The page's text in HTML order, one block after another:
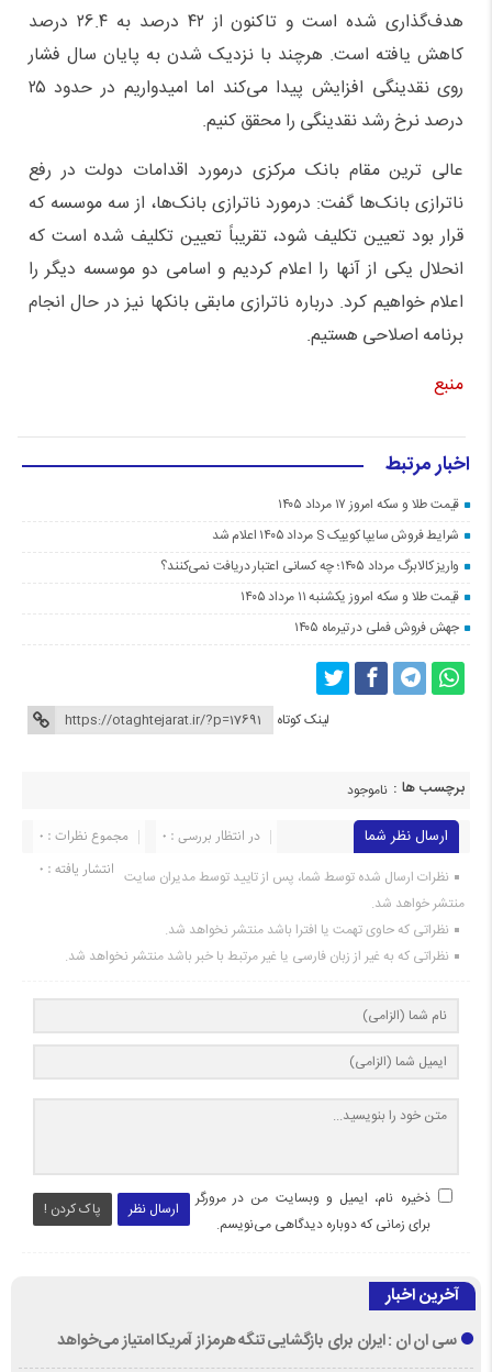
هدف‌گذاری شده است و تاکنون از ۴۲ درصد به ۲6.۴ درصد
کاهش یافته است. هرچند با نزدیک شدن به پایان سال فشار
روی نقدینگی افزایش پیدا می‌کند اما امیدواریم در حدود ۲۵
درصد نرخ رشد نقدینگی را محقق کنیم.
عالی ترین مقام بانک مرکزی درمورد اقدامات دولت در رفع
ناترازی بانک‌ها گفت: درمورد ناترازی بانک‌ها، از سه موسسه که
قرار بود تعیین تکلیف شود، تقریباً تعیین تکلیف شده است که
انحلال یکی از آنها را اعلام کردیم و اسامی دو موسسه دیگر را
اعلام خواهیم کرد. درباره ناترازی مابقی بانکها نیز در حال انجام
برنامه اصلاحی هستیم.
منبع
اخبار مرتبط
قیمت طلا و سکه امروز ۱۷ مرداد ۱۴۰۵
شرایط فروش سایپا کوییک S مرداد ۱۴۰۵ اعلام شد
واریز کالابرگ مرداد ۱۴۰۵؛ چه کسانی اعتبار دریافت نمی‌کنند؟
قیمت طلا و سکه امروز یکشنبه ۱۱ مرداد ۱۴۰۵
جهش فروش فملی در تیرماه ۱۴۰۵
لینک کوتاه
برچسب ها : ناموجود
ارسال نظر شما مجموع نظرات : 0
در انتظار بررسی : 0
انتشار یافته : 0 نظرات ارسال شده توسط شما، پس از تایید توسط مدیران سایت
منتشر خواهد شد.
نظراتی که حاوی تهمت یا افترا باشد منتشر نخواهد شد.
نظراتی که به غیر از زبان فارسی یا غیر مرتبط با خبر باشد منتشر نخواهد شد.
ارسال نظر پاک کردن !
ذخیره نام، ایمیل و وبسایت من در مرورگر
برای زمانی که دوباره دیدگاهی می‌نویسم.
آخرین اخبار
سی ان ان : ایران برای بازگشایی تنگه هرمز از آمریکا امتیاز می‌خواهد